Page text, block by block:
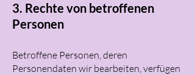
3. Rechte von betroffenen
Personen
Betroffene Personen, deren
Personendaten wir bearbeiten, verfügen